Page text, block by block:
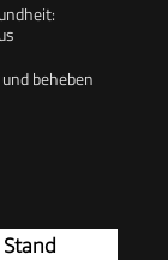
beheben